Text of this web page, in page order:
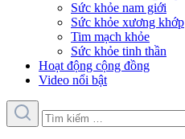
Sức khỏe nam giới
Sức khỏe xương khớp
Tim mạch khỏe
Sức khỏe tinh thần
Hoạt động cộng đồng
Video nổi bật